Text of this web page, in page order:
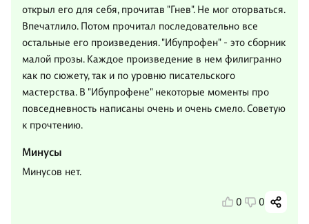
открыл его для себя, прочитав "Гнев". Не мог оторваться.
Впечатлило. Потом прочитал последовательно все
остальные его произведения. "Ибупрофен" - это сборник
малой прозы. Каждое произведение в нем филигранно
как по сюжету, так и по уровню писательского
мастерства. В "Ибупрофене" некоторые моменты про
повседневность написаны очень и очень смело. Советую
к прочтению.
Минусы
Минусов нет.
0 0